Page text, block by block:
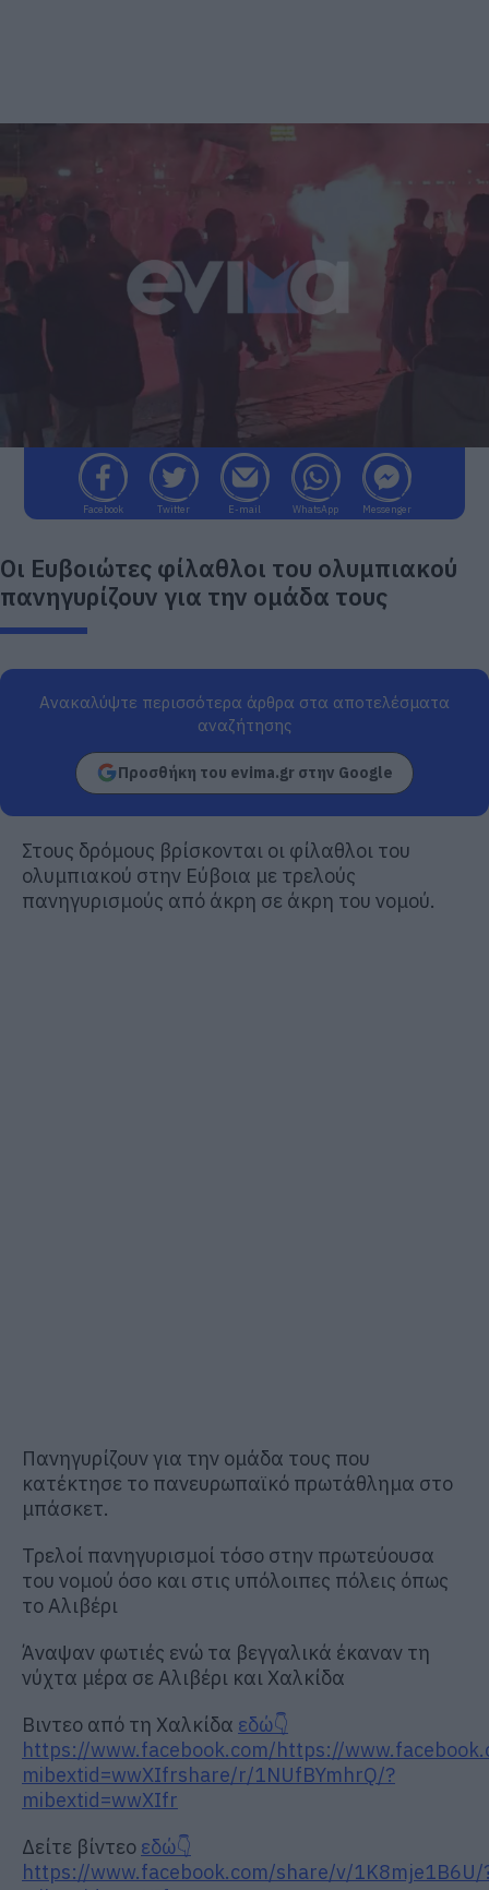
Facebook Twitter E-mail WhatsApp Messenger
Οι Ευβοιώτες φίλαθλοι του ολυμπιακού
πανηγυρίζουν για την ομάδα τους
Ανακαλύψτε περισσότερα άρθρα στα αποτελέσματα
αναζήτησης
Προσθήκη του evima.gr στην Google
Στους δρόμους βρίσκονται οι φίλαθλοι του
ολυμπιακού στην Εύβοια με τρελούς
πανηγυρισμούς από άκρη σε άκρη του νομού.
Πανηγυρίζουν για την ομάδα τους που
κατέκτησε το πανευρωπαϊκό πρωτάθλημα στο
μπάσκετ.
Τρελοί πανηγυρισμοί τόσο στην πρωτεύουσα
του νομού όσο και στις υπόλοιπες πόλεις όπως
το Αλιβέρι
Άναψαν φωτιές ενώ τα βεγγαλικά έκαναν τη
νύχτα μέρα σε Αλιβέρι και Χαλκίδα
Βιντεο από τη Χαλκίδα εδώ👇
https://www.facebook.com/https://
mibextid=wwXIfrshare/r/1NUfBYmhrQ/?
mibextid=wwXIfr
Δείτε βίντεο εδώ👇
https://www.facebook.com/share/v/1K8mje1B6U/